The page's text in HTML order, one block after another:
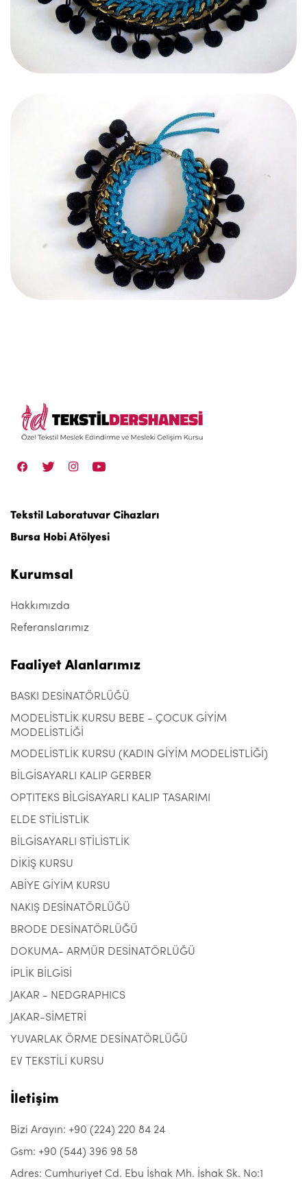
Tekstil Laboratuvar Cihazları
Bursa Hobi Atölyesi
Kurumsal
Hakkımızda
Referanslarımız
Faaliyet Alanlarımız
BASKI DESİNATÖRLÜĞÜ
MODELİSTLİK KURSU BEBE - ÇOCUK GİYİM
MODELİSTLİĞİ
MODELİSTLİK KURSU (KADIN GİYİM MODELİSTLİĞİ)
BİLGİSAYARLI KALIP GERBER
OPTITEKS BİLGİSAYARLI KALIP TASARIMI
ELDE STİLİSTLİK
BİLGİSAYARLI STİLİSTLİK
DİKİŞ KURSU
ABİYE GİYİM KURSU
NAKIŞ DESİNATÖRLÜĞÜ
BRODE DESİNATÖRLÜĞÜ
DOKUMA- ARMÜR DESİNATÖRLÜĞÜ
İPLİK BİLGİSİ
JAKAR - NEDGRAPHICS
JAKAR-SİMETRİ
YUVARLAK ÖRME DESİNATÖRLÜĞÜ
EV TEKSTİLİ KURSU
İletişim
Bizi Arayın: +90 (224) 220 84 24
Gsm: +90 (544) 396 98 58
Adres: Cumhuriyet Cd. Ebu İshak Mh. İshak Sk. No:1